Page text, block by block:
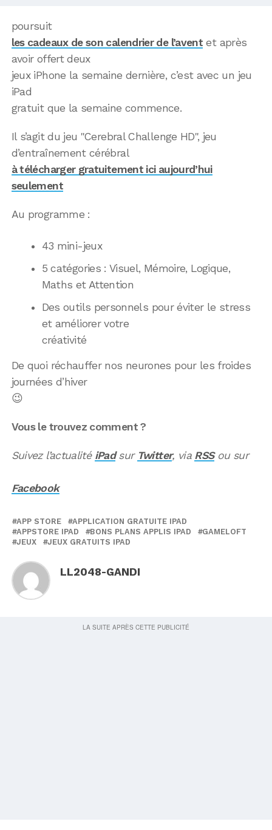
poursuit
les cadeaux de son calendrier de l’avent et après
avoir offert deux
jeux iPhone la semaine dernière, c’est avec un jeu
iPad
gratuit que la semaine commence.
Il s’agit du jeu "Cerebral Challenge HD", jeu
d’entraînement cérébral
à télécharger gratuitement ici aujourd’hui
seulement
Au programme :
43 mini-jeux
5 catégories : Visuel, Mémoire, Logique,
Maths et Attention
Des outils personnels pour éviter le stress
et améliorer votre
créativité
De quoi réchauffer nos neurones pour les froides
journées d’hiver
😉
Vous le trouvez comment ?
Suivez l’actualité iPadsur Twitter, via RSSou sur
Facebook
APP STORE
APPLICATION GRATUITE IPAD
APPSTORE IPAD
BONS PLANS APPLIS IPAD
GAMELOFT
JEUX
JEUX GRATUITS IPAD
LL2048-GANDI